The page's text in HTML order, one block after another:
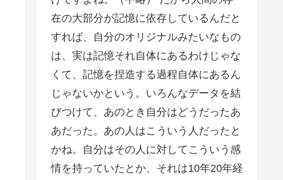
在の大部分が記憶に依存しているんだと
すれば、自分のオリジナルみたいなもの
は、実は記憶それ自体にあるわけじゃな
くて、記憶を捏造する過程自体にあるん
じゃないかという。いろんなデータを結
びつけて、あのとき自分はどうだったあ
あだった。あの人はこういう人だったと
かね。自分はその人に対してこういう感
情を持っていたとか、それは10年20年経